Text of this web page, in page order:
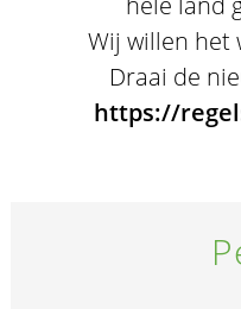
Wij willen het
Draai de
https://